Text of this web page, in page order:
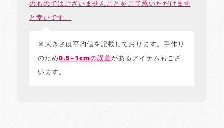
のものではございませんことをご了承いただけます
と幸いです。
※大きさは平均値を記載しております。手作り
のため0.5~1cmの誤差があるアイテムもござ
います。